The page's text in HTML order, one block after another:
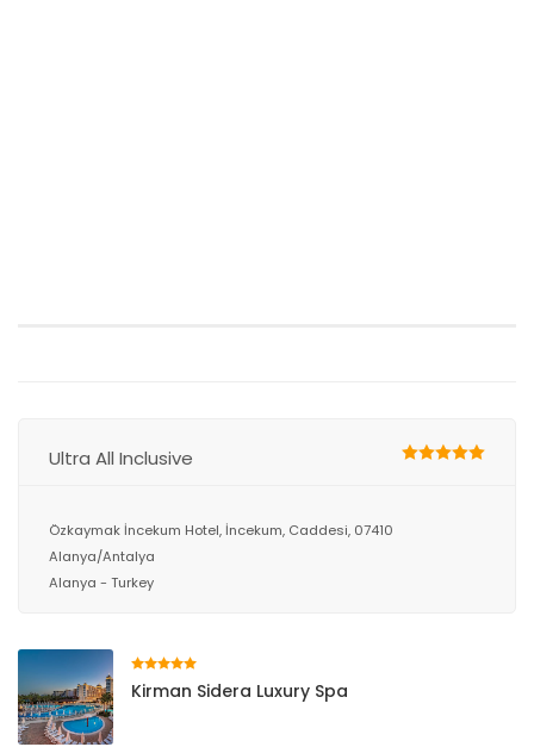
Ultra All Inclusive
Özkaymak İncekum Hotel, İncekum, Caddesi, 07410
Alanya/Antalya
Alanya - Turkey
Kirman Sidera Luxury Spa